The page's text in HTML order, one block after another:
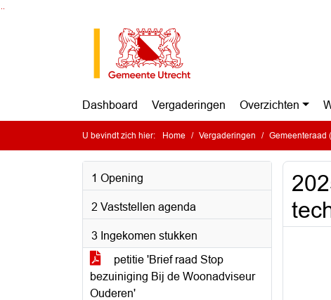
Dashboard Vergaderingen Overzichten
U bevindt zich hier: Home Vergaderingen Gemeenteraad
1 Opening
2 Vaststellen agenda
3 Ingekomen stukken
petitie 'Brief raad Stop
bezuiniging Bij de Woonadviseur
Ouderen'